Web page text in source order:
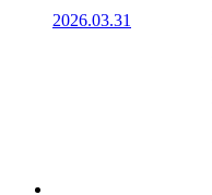
2026.03.31